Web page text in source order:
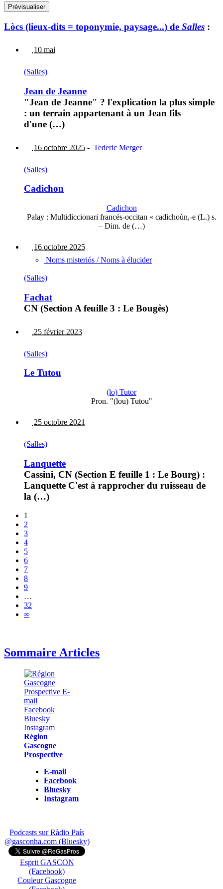
Lòcs (lieux-dits = toponymie, paysage...) de Salles :
10 mai
(Salles)
Jean de Jeanne
"Jean de Jeanne" ? l'explication la plus simple
: un terrain appartenant à un Jean fils
d'une (…)
16 octobre 2025 - Tederic Merger
(Salles)
Cadichon
Cadichon
Palay : Multidiccionari francés-occitan « cadichoùn,-e (L.) s.
– Dim. de (…)
16 octobre 2025
Noms misteriós / Noms à élucider
(Salles)
Fachat
CN (Section A feuille 3 : Le Bougès)
25 février 2023
(Salles)
Le Tutou
(lo) Tutor
Pron. "(lou) Tutou"
25 octobre 2021
(Salles)
Lanquette
Cassini, CN (Section E feuille 1 : Le Bourg) :
Lanquette C'est à rapprocher du ruisseau de
la (…)
1
2
3
4
5
6
7
8
9
…
32
∞
Sommaire Articles
Région
Gascogne
Prospective
E-mail
Facebook
Bluesky
Instagram
Podcasts sur Ràdio País
@gasconha.com (Bluesky)
Esprit GASCON
(Facebook)
Couleur Gascogne